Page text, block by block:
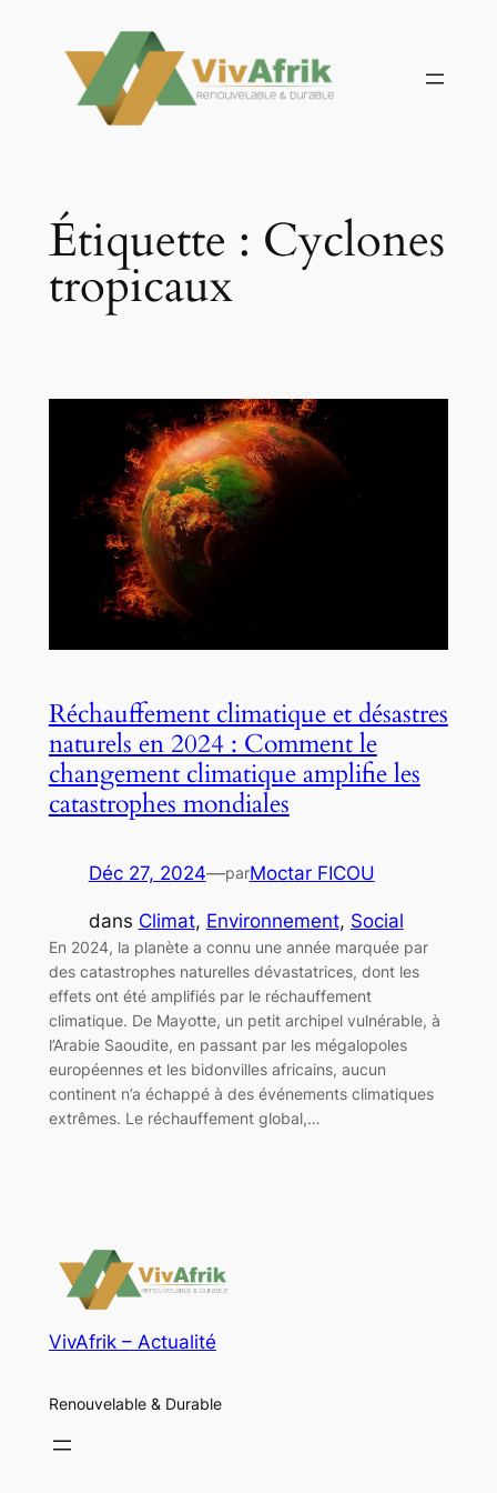
contenu
Étiquette : Cyclones
tropicaux
Réchauffement climatique et désastres
naturels en 2024 : Comment le
changement climatique amplifie les
catastrophes mondiales
Déc 27, 2024—parMoctar FICOU
dans Climat, Environnement, Social
En 2024, la planète a connu une année marquée par
des catastrophes naturelles dévastatrices, dont les
effets ont été amplifiés par le réchauffement
climatique. De Mayotte, un petit archipel vulnérable, à
l’Arabie Saoudite, en passant par les mégalopoles
européennes et les bidonvilles africains, aucun
continent n’a échappé à des événements climatiques
extrêmes. Le réchauffement global,…
VivAfrik – Actualité
Renouvelable & Durable